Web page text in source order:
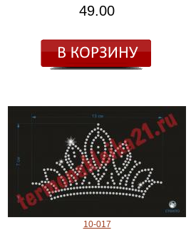
49.00
10-017